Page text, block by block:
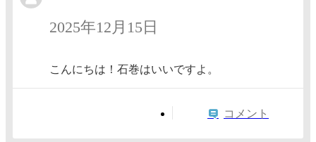
2025年12月15日
こんにちは！石巻はいいですよ。
コメント